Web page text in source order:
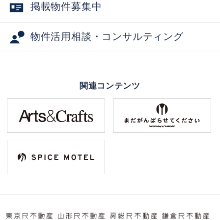
掲載物件募集中
物件活用相談・コンサルティング
関連コンテンツ